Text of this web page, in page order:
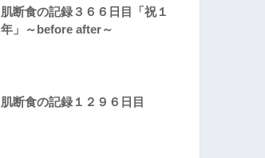
肌断食の記録３６６日目「祝１
年」～before after～
肌断食の記録１２９６日目